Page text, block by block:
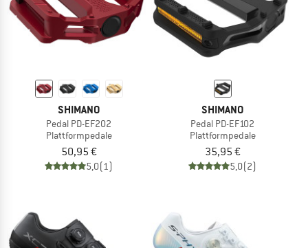
SHIMANO
Pedal PD-EF202
Plattformpedale
50,95 €
5,0(1)
SHIMANO
Pedal PD-EF102
Plattformpedale
35,95 €
5,0(2)